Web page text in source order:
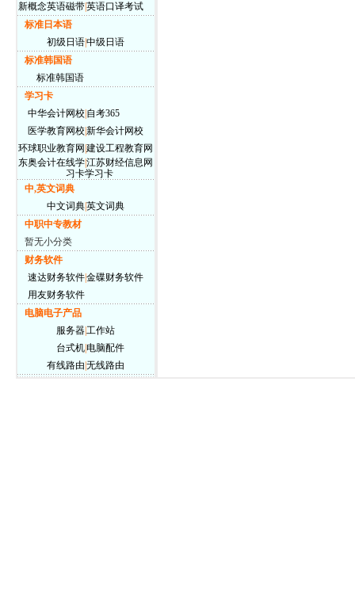
新概念英语磁带|英语口译考试
标准日本语
初级日语|中级日语
标准韩国语
标准韩国语
学习卡
中华会计网校| 自考365
医学教育网校|新华会计网校
环球职业教育网 建设工程教育网
东奥会计在线学
习卡
|江苏财经信息网
学习卡
中,英文词典
中文词典|英文词典
中职中专教材
暂无小分类
财务软件
速达财务软件|金碟财务软件
用友财务软件
电脑电子产品
服务器|工作站
台式机|电脑配件
有线路由 无线路由